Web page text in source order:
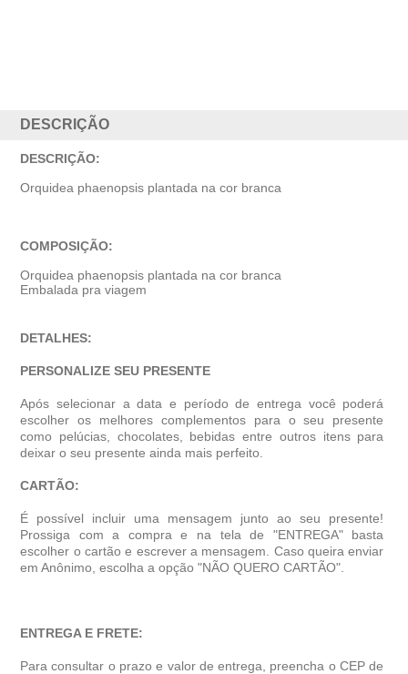
DESCRIÇÃO
DESCRIÇÃO:
Orquidea phaenopsis plantada na cor branca
COMPOSIÇÃO:
Orquidea phaenopsis plantada na cor branca
Embalada pra viagem
DETALHES:
PERSONALIZE SEU PRESENTE
Após selecionar a data e período de entrega você poder
escolher os melhores complementos para o seu presente
como pelúcias, chocolates, bebidas entre outros itens para
deixar o seu presente ainda mais perfeito.
CARTÃO:
É possível incluir uma mensagem junto ao seu presente!
Prossiga com a compra e na tela de "ENTREGA" basta
escolher o cartão e escrever a mensagem. Caso queira enviar
em Anônimo, escolha a opção "NÃO QUERO CARTÃO".
ENTREGA E FRETE:
Para consultar o prazo e valor de entrega, preencha o CEP de